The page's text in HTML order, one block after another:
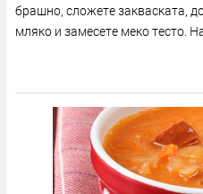
брашно, сложете закваската,
мляко и замесете меко тесто.